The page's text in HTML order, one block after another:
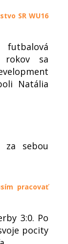
SR WU16
rokov sa
Natália
za sebou
pracovať
3:0. Po
pocity